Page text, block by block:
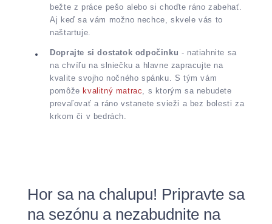
bežte z práce pešo alebo si choďte ráno zabehať.
Aj keď sa vám možno nechce, skvele vás to
naštartuje.
Doprajte si dostatok odpočinku - natiahnite sa
na chvíľu na slniečku a hlavne zapracujte na
kvalite svojho nočného spánku. S tým vám
pomôže kvalitný matrac, s ktorým sa nebudete
prevaľovať a ráno vstanete svieži a bez bolesti za
krkom či v bedrách.
Hor sa na chalupu! Pripravte sa
na sezónu a nezabudnite na